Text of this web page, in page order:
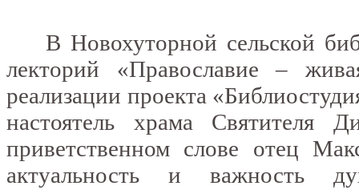
В Новохуторной сельской
лекторий «Православие –
реализации проекта
настоятель храма Святителя
приветственном слове отец
актуальность и важность